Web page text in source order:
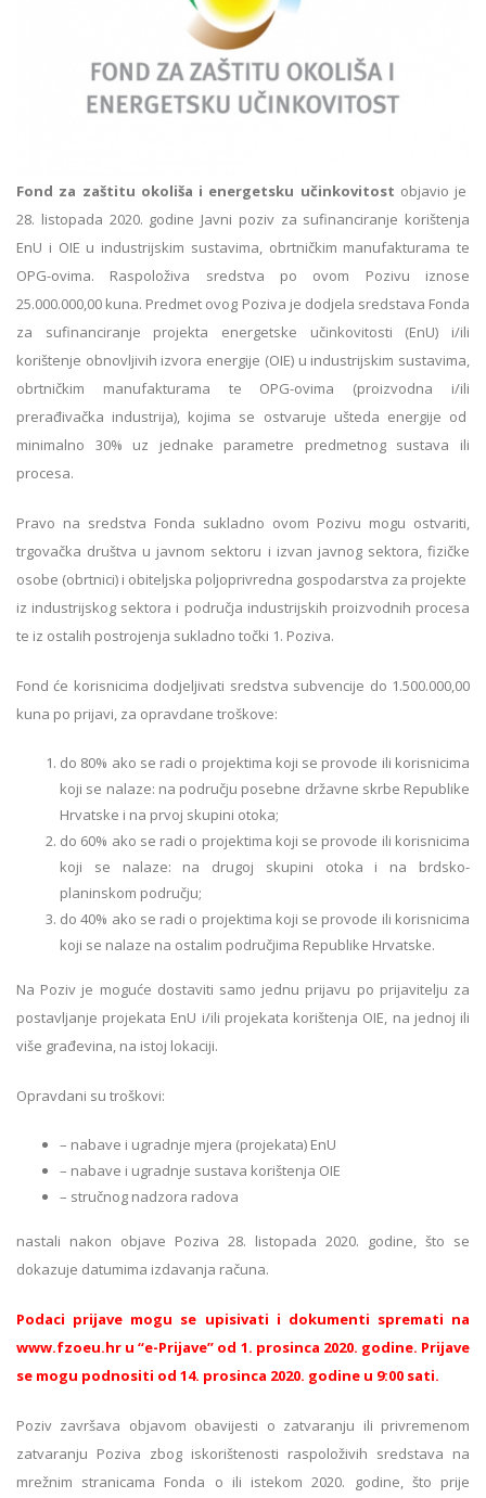
Fond za zaštitu okoliša i energetsku učinkovitost objavio je
28. listopada 2020. godine Javni poziv za sufinanciranje korištenja
EnU i OIE u industrijskim sustavima, obrtničkim manufakturama te
OPG-ovima. Raspoloživa sredstva po ovom Pozivu iznose
25.000.000,00 kuna. Predmet ovog Poziva je dodjela sredstava Fonda
za sufinanciranje projekta energetske učinkovitosti (EnU) i/ili
korištenje obnovljivih izvora energije (OIE) u industrijskim sustavima,
obrtničkim manufakturama te OPG-ovima (proizvodna i/ili
prerađivačka industrija), kojima se ostvaruje ušteda energije od
minimalno 30% uz jednake parametre predmetnog sustava ili
procesa.
Pravo na sredstva Fonda sukladno ovom Pozivu mogu ostvariti,
trgovačka društva u javnom sektoru i izvan javnog sektora, fizičke
osobe (obrtnici) i obiteljska poljoprivredna gospodarstva za projekte
iz industrijskog sektora i područja industrijskih proizvodnih procesa
te iz ostalih postrojenja sukladno točki 1. Poziva.
Fond će korisnicima dodjeljivati sredstva subvencije do 1.500.000,00
kuna po prijavi, za opravdane troškove:
do 80% ako se radi o projektima koji se provode ili korisnicima
koji se nalaze: na području posebne državne skrbe Republike
Hrvatske i na prvoj skupini otoka;
do 60% ako se radi o projektima koji se provode ili korisnicima
koji se nalaze: na drugoj skupini otoka i na brdsko-
planinskom području;
do 40% ako se radi o projektima koji se provode ili korisnicima
koji se nalaze na ostalim područjima Republike Hrvatske.
Na Poziv je moguće dostaviti samo jednu prijavu po prijavitelju za
postavljanje projekata EnU i/ili projekata korištenja OIE, na jednoj ili
više građevina, na istoj lokaciji.
Opravdani su troškovi:
– nabave i ugradnje mjera (projekata) EnU
– nabave i ugradnje sustava korištenja OIE
– stručnog nadzora radova
nastali nakon objave Poziva 28. listopada 2020. godine, što se
dokazuje datumima izdavanja računa.
Podaci prijave mogu se upisivati i dokumenti spremati na
www.fzoeu.hr u “e-Prijave” od 1. prosinca 2020. godine. Prijave
se mogu podnositi od 14. prosinca 2020. godine u 9:00 sati.
Poziv završava objavom obavijesti o zatvaranju ili privremenom
zatvaranju Poziva zbog iskorištenosti raspoloživih sredstava na
mrežnim stranicama Fonda o ili istekom 2020. godine, što prije